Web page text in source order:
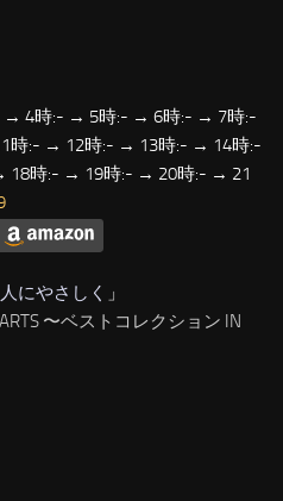
4時:- → 5時:- → 6時:- → 7時:-
:- → 12時:- → 13時:- → 14時:-
時:- → 19時:- → 20時:- → 21
人にやさしく 」
〜ベストコレクション IN